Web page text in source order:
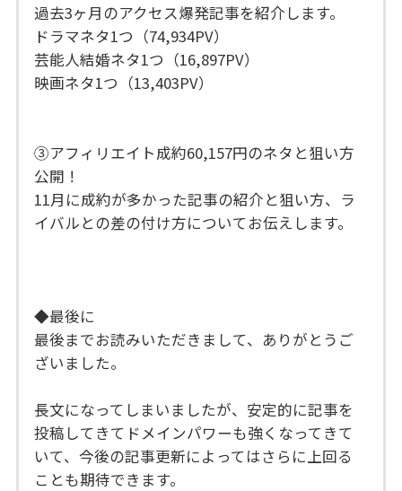
過去3ヶ月のアクセス爆発記事を紹介します。
ドラマネタ1つ（74,934PV）
芸能人結婚ネタ1つ（16,897PV）
映画ネタ1つ（13,403PV）
③アフィリエイト成約60,157円のネタと狙い方
公開！
11月に成約が多かった記事の紹介と狙い方、ラ
イバルとの差の付け方についてお伝えします。
◆最後に
最後までお読みいただきまして、ありがとうご
ざいました。
長文になってしまいましたが、安定的に記事を
投稿してきてドメインパワーも強くなってきて
いて、今後の記事更新によってはさらに上回る
ことも期待できます。